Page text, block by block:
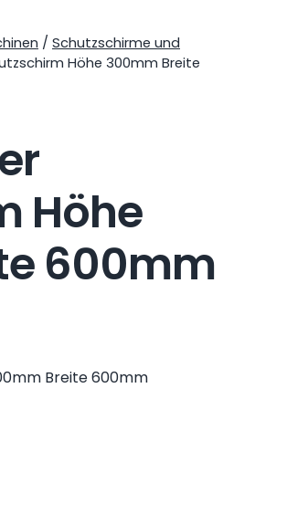
/ Schutzschirme und
Höhe 300mm Breite
Höhe
600mm
Breite 600mm